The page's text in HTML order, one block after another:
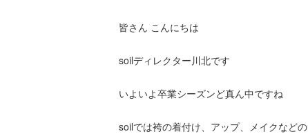
皆さん こんにちは
soilディレクター川北です
いよいよ卒業シーズンど真ん中ですね
soilでは袴の着付け、アップ、メイクなどの